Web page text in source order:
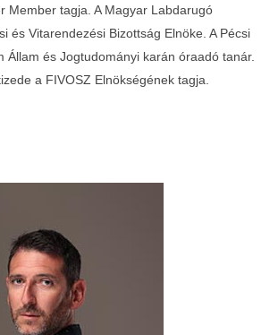
Member tagja. A Magyar Labdarugó
és Vitarendezési Bizottság Elnöke. A Pécsi
Állam és Jogtudományi karán óraadó tanár.
a FIVOSZ Elnökségének tagja.